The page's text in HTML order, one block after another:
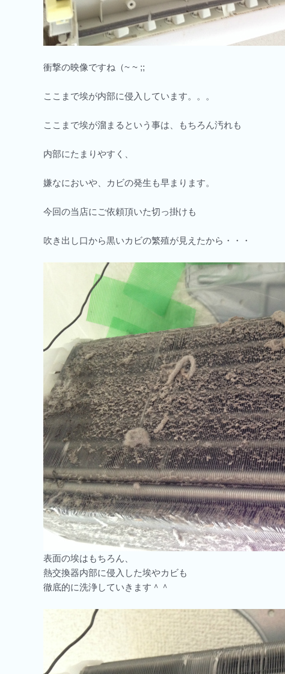
衝撃の映像ですね（~ ~ ;;
ここまで埃が内部に侵入しています。。。
ここまで埃が溜まるという事は、もちろん汚れも
内部にたまりやすく、
嫌なにおいや、カビの発生も早まります。
今回の当店にご依頼頂いた切っ掛けも
吹き出し口から黒いカビの繁殖が見えたから・・・
表面の埃はもちろん、
熱交換器内部に侵入した埃やカビも
徹底的に洗浄していきます＾＾